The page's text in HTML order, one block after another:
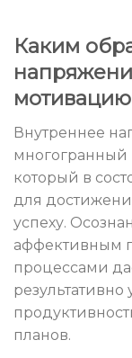
Каким
мотивацию
Внутреннее
многогранный
который в
для
успеху.
аффективным
процессами
планов.